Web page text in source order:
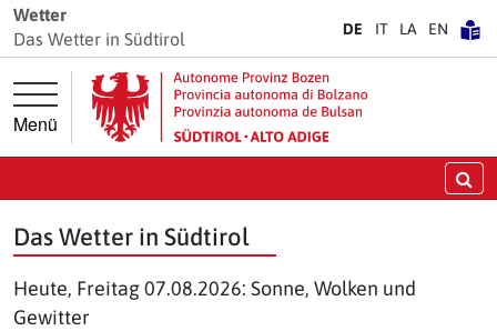
Springe direkt zur Hauptnavigation
Springe direkt zum Inhalt
Wetter
Das Wetter in Südtirol
DE IT LA EN
Menü
Das Wetter in Südtirol
Heute, Freitag 07.08.2026: Sonne, Wolken und
Gewitter